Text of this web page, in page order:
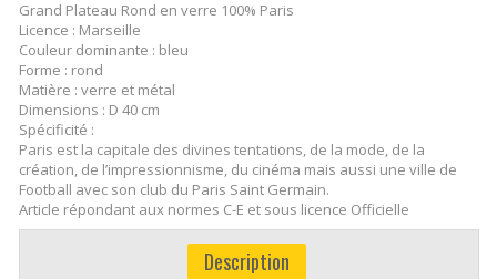
Grand Plateau Rond en verre 100% Paris
Licence : Marseille
Couleur dominante : bleu
Forme : rond
Matière : verre et métal
Dimensions : D 40 cm
Spécificité :
Paris est la capitale des divines tentations, de la mode, de la
création, de l’impressionnisme, du cinéma mais aussi une ville de
Football avec son club du Paris Saint Germain.
Article répondant aux normes C-E et sous licence Officielle
Description